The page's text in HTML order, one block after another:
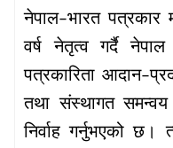
नेपाल–भारत पत्रकार
वर्ष
नेतृत्व गर्दै नेपाल
पत्रकारिता आदान–
तथा संस्थागत समन्वय
निर्वाह गर्नुभएको छ।